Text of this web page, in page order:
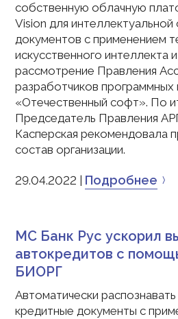
собственную облачную
Vision для
документов с применением
искусственного интеллекта
рассмотрение Правления
разработчиков
«Отечественный софт». По
Председатель Правления
Касперская рекомендовала
состав организации.
29.04.2022 | Подробнее
МС Банк Рус ускорил
автокредитов с
БИОРГ
Автоматически
кредитные документы с